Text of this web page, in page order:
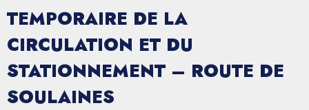
TEMPORAIRE DE LA
CIRCULATION ET DU
STATIONNEMENT – ROUTE DE
SOULAINES